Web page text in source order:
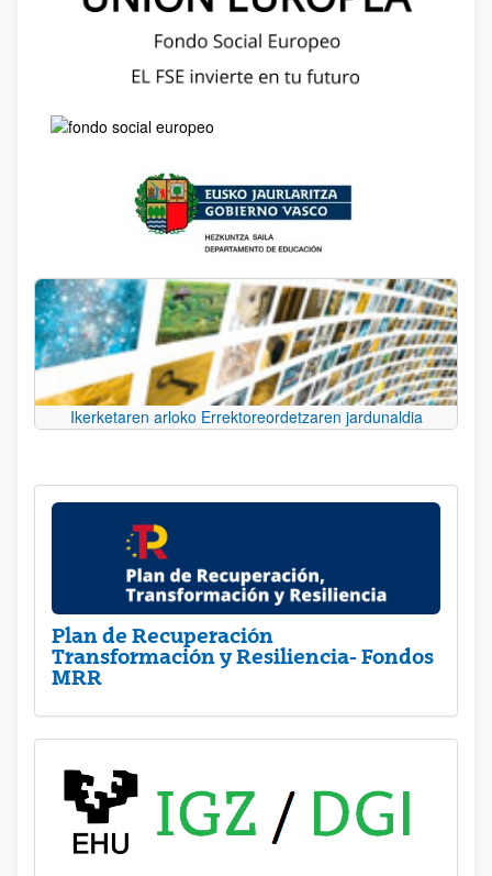
Ikerketaren arloko Errektoreordetzaren jardunaldia
Plan de Recuperación
Transformación y Resiliencia- Fondos
MRR